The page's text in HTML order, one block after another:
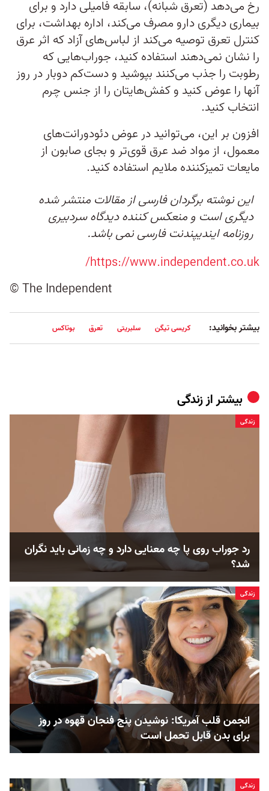
رخ می‌دهد (تعرق شبانه)، سابقه فامیلی دارد و برای
بیماری دیگری دارو مصرف می‌کند، اداره بهداشت، برای
کنترل تعرق توصیه می‌کند از لباس‌های آزاد که اثر عرق
را نشان نمی‌دهند استفاده کنید، جوراب‌هایی که
رطوبت را جذب می‌کنند بپوشید و دست‌کم دوبار در روز
آنها را عوض کنید و کفش‌هایتان را از جنس چرم
انتخاب کنید.
افزون بر این، می‌توانید در عوض دئودورانت‌های
معمول، از مواد ضد عرق قوی‌تر و بجای صابون از
مایعات تمیزکننده ملایم استفاده کنید.
این نوشته برگردان فارسی از مقالات منتشر شده
دیگری است و منعکس کننده دیدگاه سردبیری
روزنامه ایندیپندنت فارسی نمی باشد.
https://www.independent.co.uk/
© The Independent
بیشتر بخوانید: کریسی تیگن سلبریتی تعرق بوتاکس
بیشتر اززندگی
زندگی
رد جوراب روی پا چه معنایی دارد و چه زمانی باید نگران
شد؟
زندگی
انجمن قلب آمریکا: نوشیدن پنج فنجان قهوه در روز
برای بدن قابل ‌تحمل است
زندگی